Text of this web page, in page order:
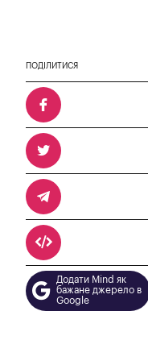
ПОДІЛИТИСЯ
Додати Mind як
бажане джерело в
Google